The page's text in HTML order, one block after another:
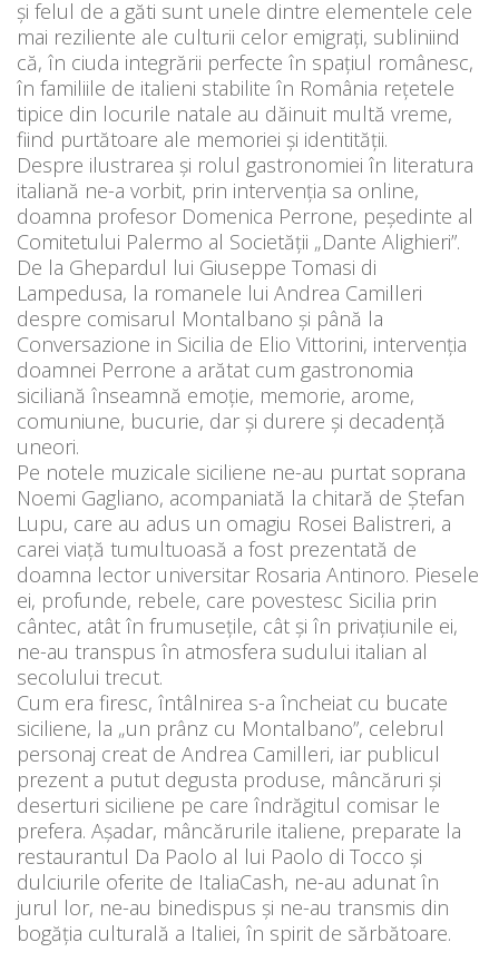
şi felul de a găti sunt unele dintre elementele cele
mai reziliente ale culturii celor emigraţi, subliniind
că, în ciuda integrării perfecte în spaţiul românesc,
în familiile de italieni stabilite în România reţetele
tipice din locurile natale au dăinuit multă vreme,
fiind purtătoare ale memoriei şi identităţii.
Despre ilustrarea și rolul gastronomiei în literatura
italiană ne-a vorbit, prin intervenția sa online,
doamna profesor Domenica Perrone, peşedinte al
Comitetului Palermo al Societăţii „Dante Alighieri”.
De la Ghepardul lui Giuseppe Tomasi di
Lampedusa, la romanele lui Andrea Camilleri
despre comisarul Montalbano și până la
Conversazione in Sicilia de Elio Vittorini, intervenția
doamnei Perrone a arătat cum gastronomia
siciliană înseamnă emoție, memorie, arome,
comuniune, bucurie, dar și durere și decadență
uneori.
Pe notele muzicale siciliene ne-au purtat soprana
Noemi Gagliano, acompaniată la chitară de Ştefan
Lupu, care au adus un omagiu Rosei Balistreri, a
carei viață tumultuoasă a fost prezentată de
doamna lector universitar Rosaria Antinoro. Piesele
ei, profunde, rebele, care povestesc Sicilia prin
cântec, atât în frumusețile, cât și în privațiunile ei,
ne-au transpus în atmosfera sudului italian al
secolului trecut.
Cum era firesc, întâlnirea s-a încheiat cu bucate
siciliene, la „un prânz cu Montalbano”, celebrul
personaj creat de Andrea Camilleri, iar publicul
prezent a putut degusta produse, mâncăruri și
deserturi siciliene pe care îndrăgitul comisar le
prefera. Așadar, mâncărurile italiene, preparate la
restaurantul Da Paolo al lui Paolo di Tocco și
dulciurile oferite de ItaliaCash, ne-au adunat în
jurul lor, ne-au binedispus și ne-au transmis din
bogăția culturală a Italiei, în spirit de sărbătoare.